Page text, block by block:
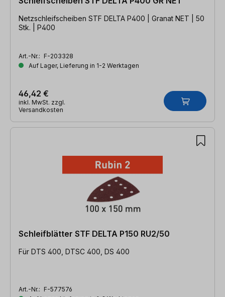
Netzschleifscheiben STF DELTA P400 | Granat NET | 50
Stk. | P400
Art.-Nr.: F-203328
Auf Lager, Lieferung in 1-2 Werktagen
46,42 €
inkl. MwSt. zzgl.
Versandkosten
Schleifblätter STF DELTA P150 RU2/50
Für DTS 400, DTSC 400, DS 400
Art.-Nr.: F-577576